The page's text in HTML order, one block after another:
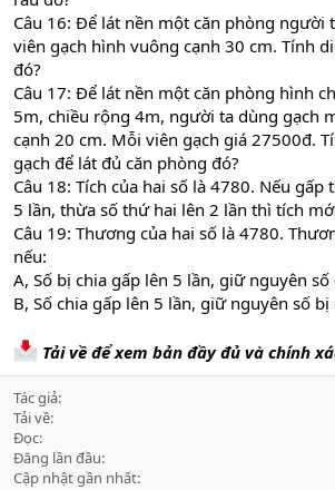
Câu 16: Để lát nền một căn phòng người
viên gạch hình vuông cạnh 30 cm. Tính
đó?
Câu 17: Để lát nền một căn phòng hình
5m, chiều rộng 4m, người ta dùng gạch
cạnh 20 cm. Mỗi viên gạch giá 27500đ.
gạch để lát đủ căn phòng đó?
Câu 18: Tích của hai số là 4780. Nếu
5 lần, thừa số thứ hai lên 2 lần thì tích
Câu 19: Thương của hai số là 4780.
nếu:
A, Số bị chia gấp lên 5 lần, giữ nguyên số
B, Số chia gấp lên 5 lần, giữ nguyên số bị
Tải về để xem bản đầy đủ và chính
Tác giả
Tải về
Đọc
Đăng lần đầu
Cập nhật gần nhất